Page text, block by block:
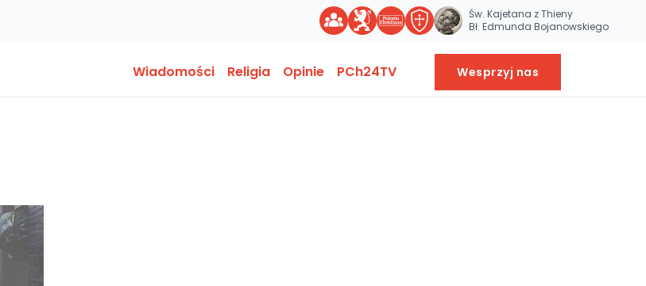
Św. Kajetana z Thieny
Bł. Edmunda Bojanowskiego
Wiadomości Religia Opinie PCh24TV Wesprzyj nas